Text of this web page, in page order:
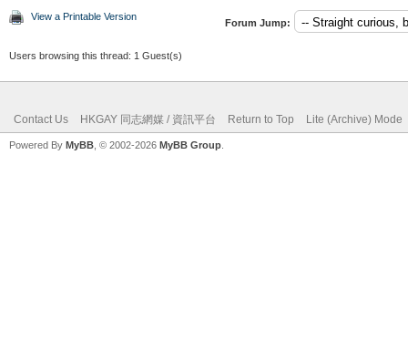
View a Printable Version
Forum Jump:
Users browsing this thread: 1 Guest(s)
Contact Us HKGAY 同志網媒 / 資訊平台 Return to Top Lite (Archive) Mode
Powered By MyBB , © 2002-2026 MyBB Group